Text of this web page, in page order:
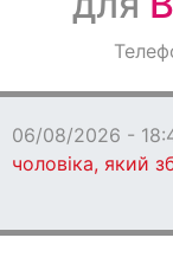
Оголошення
06/08/2026 -
чоловіка, який